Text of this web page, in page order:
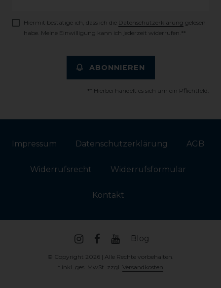
Hiermit bestätige ich, dass ich die Daten­schutz­erklärung gelesen
habe. Meine Einwilligung kann ich jederzeit widerrufen.**
ABONNIEREN
** Hierbei handelt es sich um ein Pflichtfeld.
Impressum Daten­schutz­erklärung AGB
Widerrufs­recht Widerrufs­formular
Kontakt
Blog
© Copyright 2026 | Alle Rechte vorbehalten.
* inkl. ges. MwSt. zzgl. Versandkosten